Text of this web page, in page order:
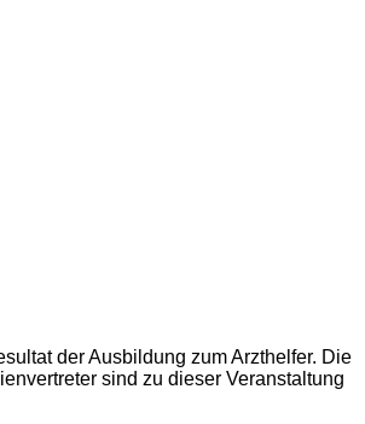
der Ausbildung zum Arzthelfer. Die
sind zu dieser Veranstaltung